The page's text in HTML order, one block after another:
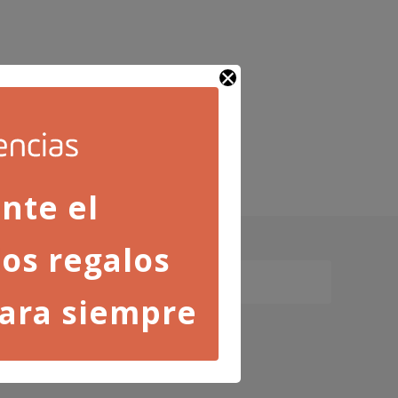
de privacidad
el
regalos
siempre